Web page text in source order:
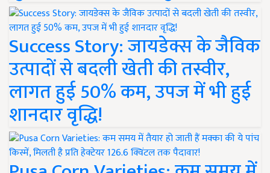
Success Story: जायडेक्स के जैविक
उत्पादों से बदली खेती की तस्वीर,
लागत हुई 50% कम, उपज में भी हुई
शानदार वृद्धि!